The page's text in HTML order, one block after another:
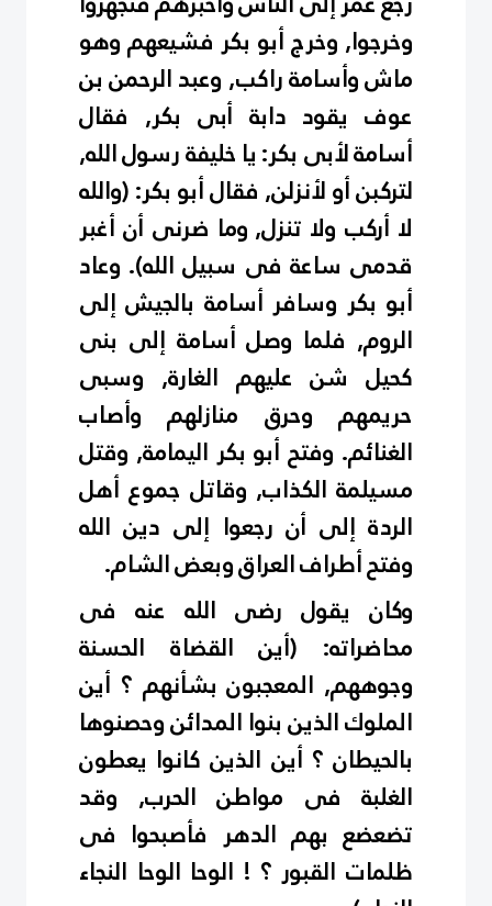
وخرجوا, وخرج أبو بكر فشيعهم وهو
ماش وأسامة راكب, وعبد الرحمن بن
عوف يقود دابة أبى بكر, فقال
أسامة لأبى بكر: يا خليفة رسول الله,
لتركبن أو لأنزلن, فقال أبو بكر: (والله
لا أركب ولا تنزل, وما ضرنى أن أغبر
قدمى ساعة فى سبيل الله). وعاد
أبو بكر وسافر أسامة بالجيش إلى
الروم, فلما وصل أسامة إلى بنى
كحيل شن عليهم الغارة, وسبى
حريمهم وحرق منازلهم وأصاب
الغنائم. وفتح أبو بكر اليمامة, وقتل
مسيلمة الكذاب, وقاتل جموع أهل
الردة إلى أن رجعوا إلى دين الله
وفتح أطراف العراق وبعض الشام.
وكان يقول رضى الله عنه فى
محاضراته: (أين القضاة الحسنة
وجوههم, المعجبون بشأنهم ؟ أين
الملوك الذين بنوا المدائن وحصنوها
بالحيطان ؟ أين الذين كانوا يعطون
الغلبة فى مواطن الحرب, وقد
تضعضع بهم الدهر فأصبحوا فى
ظلمات القبور ؟‍ !‍ الوحا الوحا النجاء